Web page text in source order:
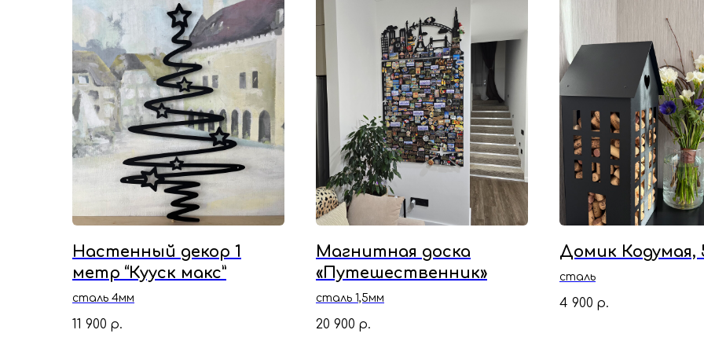
Настенный декор 1
метр “Кууск макс”
сталь 4мм
11 900 р.
Магнитная доска
«Путешественник»
сталь 1,5мм
20 900 р.
Домик Кодумая,
сталь
4 900 р.